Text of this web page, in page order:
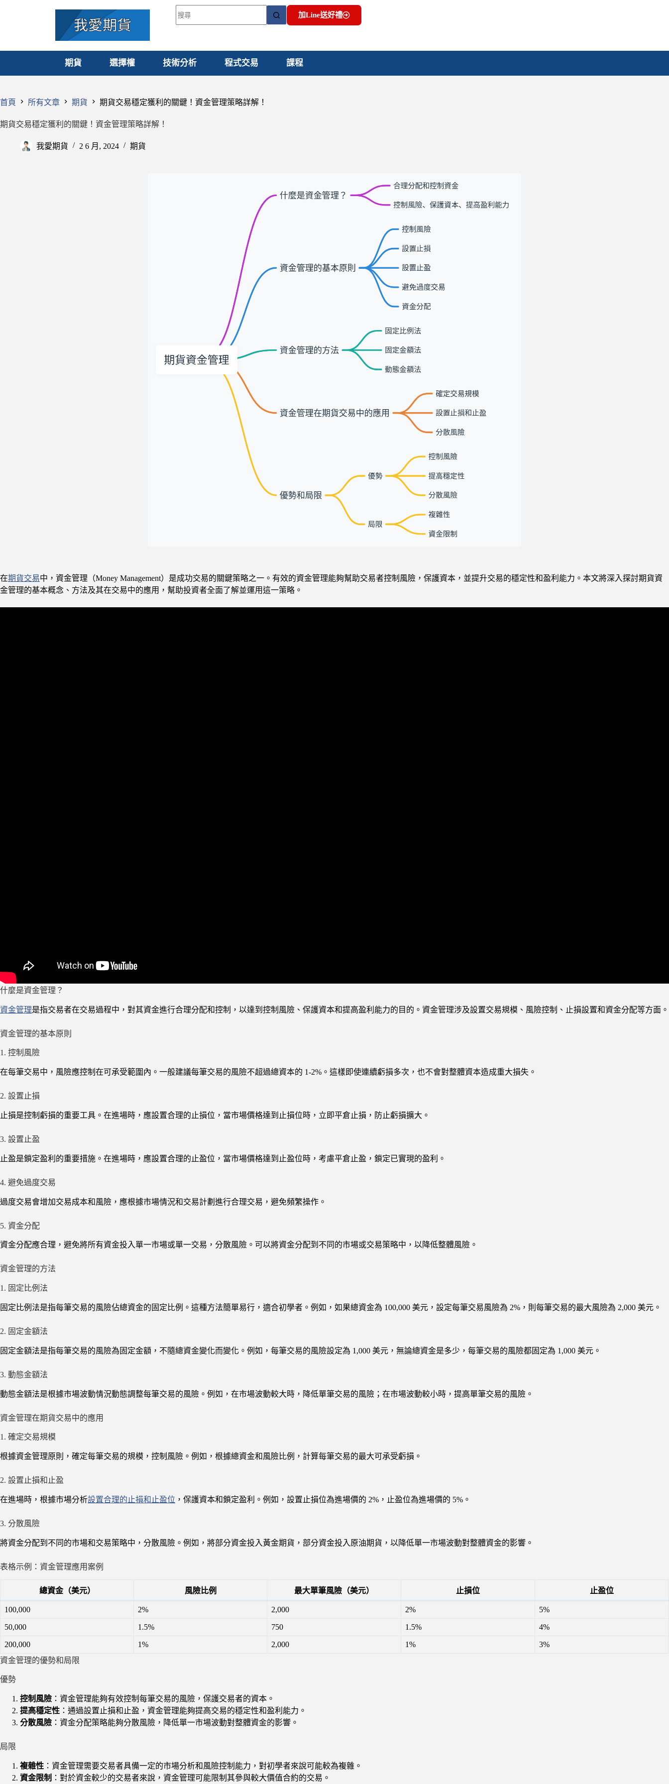
加Line送好禮
期貨 選擇權 技術分析 程式交易 課程
首頁 所有文章 期貨 期貨交易穩定獲利的關鍵！資金管理策略詳解！
期貨交易穩定獲利的關鍵！資金管理策略詳解！
我愛期貨 2 6 月, 2024 期貨
在期貨交易中，資金管理（Money Management）是成功交易的關鍵策略之一。有效的資金管理能夠幫助交易者控制風險，保護資本，並提升交易的穩定性和盈利能力。本文將深入探討期貨資
金管理的基本概念、方法及其在交易中的應用，幫助投資者全面了解並運用這一策略。
什麼是資金管理？
資金管理是指交易者在交易過程中，對其資金進行合理分配和控制，以達到控制風險、保護資本和提高盈利能力的目的。資金管理涉及設置交易規模、風險控制、止損設置和資金分配等方面。
資金管理的基本原則
1. 控制風險
在每筆交易中，風險應控制在可承受範圍內。一般建議每筆交易的風險不超過總資本的 1-2%。這樣即使連續虧損多次，也不會對整體資本造成重大損失。
2. 設置止損
止損是控制虧損的重要工具。在進場時，應設置合理的止損位，當市場價格達到止損位時，立即平倉止損，防止虧損擴大。
3. 設置止盈
止盈是鎖定盈利的重要措施。在進場時，應設置合理的止盈位，當市場價格達到止盈位時，考慮平倉止盈，鎖定已實現的盈利。
4. 避免過度交易
過度交易會增加交易成本和風險，應根據市場情況和交易計劃進行合理交易，避免頻繁操作。
5. 資金分配
資金分配應合理，避免將所有資金投入單一市場或單一交易，分散風險。可以將資金分配到不同的市場或交易策略中，以降低整體風險。
資金管理的方法
1. 固定比例法
固定比例法是指每筆交易的風險佔總資金的固定比例。這種方法簡單易行，適合初學者。例如，如果總資金為 100,000 美元，設定每筆交易風險為 2%，則每筆交易的最大風險為 2,000 美元。
2. 固定金額法
固定金額法是指每筆交易的風險為固定金額，不隨總資金變化而變化。例如，每筆交易的風險設定為 1,000 美元，無論總資金是多少，每筆交易的風險都固定為 1,000 美元。
3. 動態金額法
動態金額法是根據市場波動情況動態調整每筆交易的風險。例如，在市場波動較大時，降低單筆交易的風險；在市場波動較小時，提高單筆交易的風險。
資金管理在期貨交易中的應用
1. 確定交易規模
根據資金管理原則，確定每筆交易的規模，控制風險。例如，根據總資金和風險比例，計算每筆交易的最大可承受虧損。
2. 設置止損和止盈
在進場時，根據市場分析設置合理的止損和止盈位 ，保護資本和鎖定盈利。例如，設置止損位為進場價的 2%，止盈位為進場價的 5%。
3. 分散風險
將資金分配到不同的市場和交易策略中，分散風險。例如，將部分資金投入黃金期貨，部分資金投入原油期貨，以降低單一市場波動對整體資金的影響。
表格示例：資金管理應用案例
總資金（美元） 風險比例 最大單筆風險（美元） 止損位 止盈位
100,000 2% 2,000 2% 5%
50,000 1.5% 750 1.5% 4%
200,000 1% 2,000 1%
3%
資金管理的優勢和局限
優勢
控制風險 ：資金管理能夠有效控制每筆交易的風險，保護交易者的資本。
提高穩定性 ：通過設置止損和止盈，資金管理能夠提高交易的穩定性和盈利能力。
分散風險 ：資金分配策略能夠分散風險，降低單一市場波動對整體資金的影響。
局限
複雜性 ：資金管理需要交易者具備一定的市場分析和風險控制能力，對初學者來說可能較為複雜。
資金限制 ：對於資金較少的交易者來說，資金管理可能限制其參與較大價值合約的交易。